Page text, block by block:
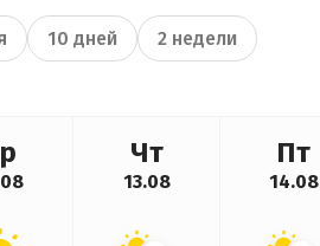
10 дней 2 недели
Чт
13.08
Пт
14.08